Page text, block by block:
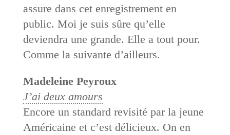
assure dans cet enregistrement en
public. Moi je suis sûre qu’elle
deviendra une grande. Elle a tout pour.
Comme la suivante d’ailleurs.
Madeleine Peyroux
J’ai deux amours
Encore un standard revisité par la jeune
Américaine et c’est délicieux. On en